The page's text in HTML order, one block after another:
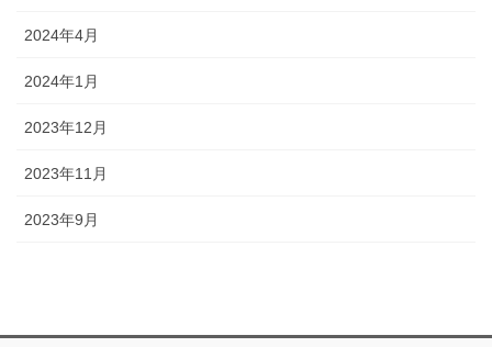
2024年4月
2024年1月
2023年12月
2023年11月
2023年9月